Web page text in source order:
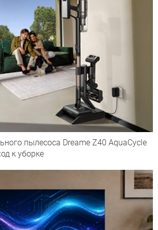
пылесоса Dreame Z40 AquaCycle
к уборке